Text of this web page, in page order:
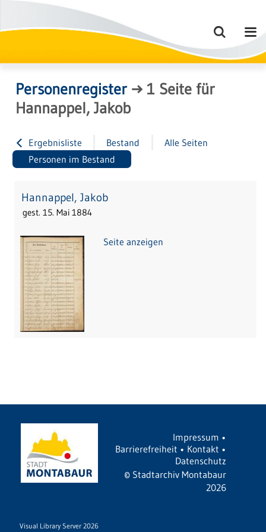
Personenregister→1 Seite für
Hannappel, Jakob
Ergebnisliste Bestand
Alle Seiten
Personen im Bestand
Hannappel, Jakob
gest. 15. Mai 1884
Seite anzeigen
Impressum •
Barrierefreiheit • Kontakt •
Datenschutz
© Stadtarchiv Montabaur
2026
Visual Library Server 2026